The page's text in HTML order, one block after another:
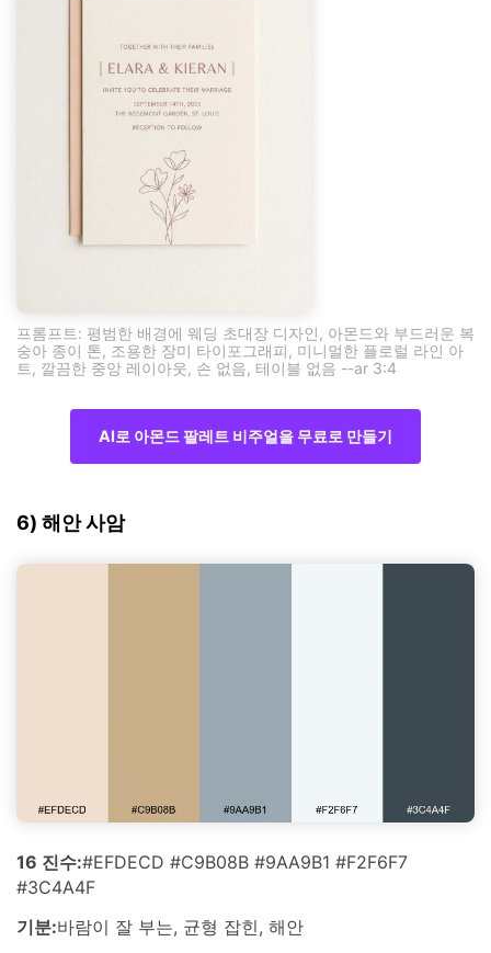
프롬프트: 평범한 배경에 웨딩 초대장 디자인, 아몬드와 부드러운 복
숭아 종이 톤, 조용한 장미 타이포그래피, 미니멀한 플로럴 라인 아
트, 깔끔한 중앙 레이아웃, 손 없음, 테이블 없음 --ar 3:4
AI로 아몬드 팔레트 비주얼을 무료로 만들기
6) 해안 사암
16 진수:#EFDECD #C9B08B #9AA9B1 #F2F6F7
#3C4A4F
기분:바람이 잘 부는, 균형 잡힌, 해안